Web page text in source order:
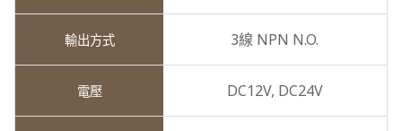
3線 NPN N.O.
DC12V, DC24V